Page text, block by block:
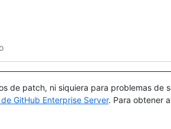
de patch, ni siquiera para problemas de
GitHub Enterprise Server. Para obtener